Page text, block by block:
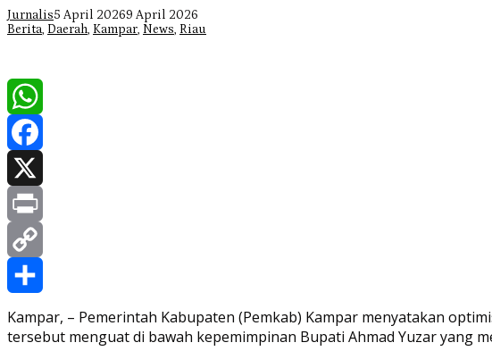
Jurnalis5 April 20269 April 2026
Berita, Daerah, Kampar, News, Riau
WhatsApp
Facebook
X
Print
Copy
Link
Share
Kampar, – Pemerintah Kabupaten (Pemkab) Kampar menyatakan
tersebut menguat di bawah kepemimpinan Bupati Ahmad Yuzar yang